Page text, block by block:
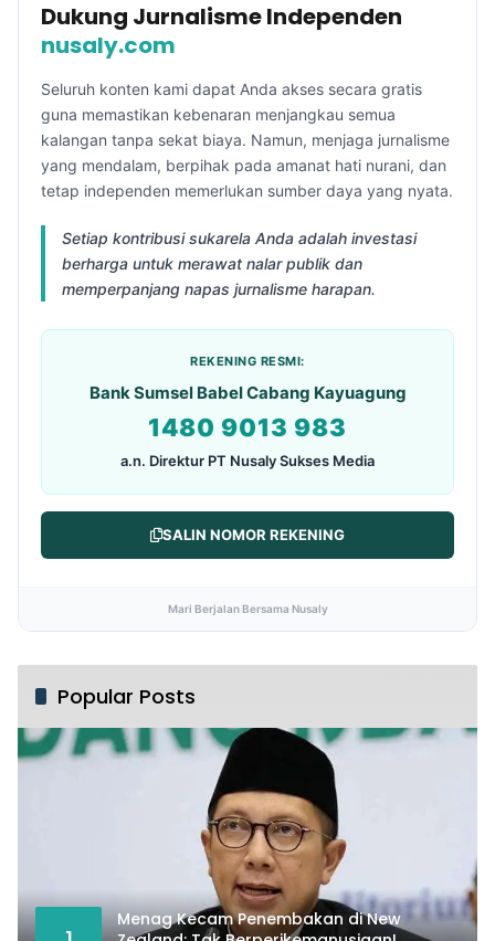
Dukung Jurnalisme Independen
nusaly.com
Seluruh konten kami dapat Anda akses secara gratis
guna memastikan kebenaran menjangkau semua
kalangan tanpa sekat biaya. Namun, menjaga jurnalisme
yang mendalam, berpihak pada amanat hati nurani, dan
tetap independen memerlukan sumber daya yang nyata.
Setiap kontribusi sukarela Anda adalah investasi
berharga untuk merawat nalar publik dan
memperpanjang napas jurnalisme harapan.
REKENING RESMI:
Bank Sumsel Babel Cabang Kayuagung
1480 9013 983
a.n. Direktur PT Nusaly Sukses Media
SALIN NOMOR REKENING
Mari Berjalan Bersama Nusaly
Popular Posts
Menag Kecam Penembakan di New